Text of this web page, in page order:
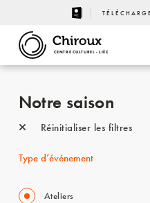
CENTRE CULTUREL - LIÈGE
Notre saison
Réinitialiser les filtres
Type d’événement
Ateliers